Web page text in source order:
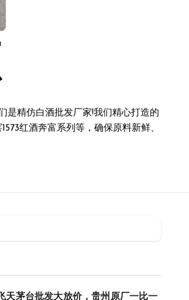
是精仿白酒批发厂家!我们精心打造的
红酒奔富系列等，确保原料新鲜、
天茅台批发大放价，贵州原厂一比一